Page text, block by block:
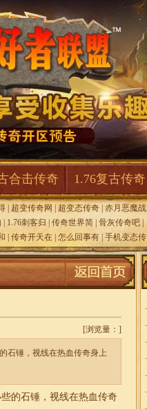
合击传奇 1.76复古传奇
超变传奇网 超变态传奇 赤月恶魔战
1.76刺客归 传奇世界简 骨灰传奇吧
传奇开天在 怎么回事有 手机变态传
[浏览量： ]
石锤，视线在热血传奇身上
的石锤，视线在热血传奇